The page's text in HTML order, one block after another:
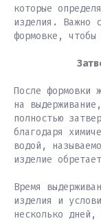
которые
изделия. Важно
формовке, чтобы
После формовки
на
полностью
благодаря
водой,
изделие
Время
изделия и
несколько дней,